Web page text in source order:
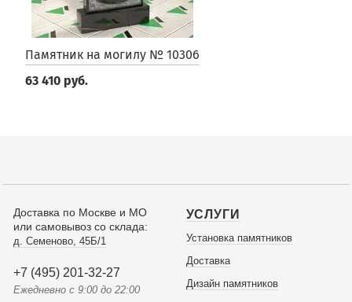
Памятник на могилу № 10306
63 410 руб.
Доставка по Москве и МО
или самовывоз со склада:
д. Семеново, 45Б/1
+7 (495) 201-32-27
Ежедневно с 9:00 до 22:00
УСЛУГИ
Установка памятников
Доставка
Дизайн памятников